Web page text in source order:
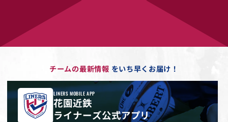
チームの最新情報 をいち早くお届け！
LINERS MOBILE APP
花園近鉄
ライナーズ公式アプリ